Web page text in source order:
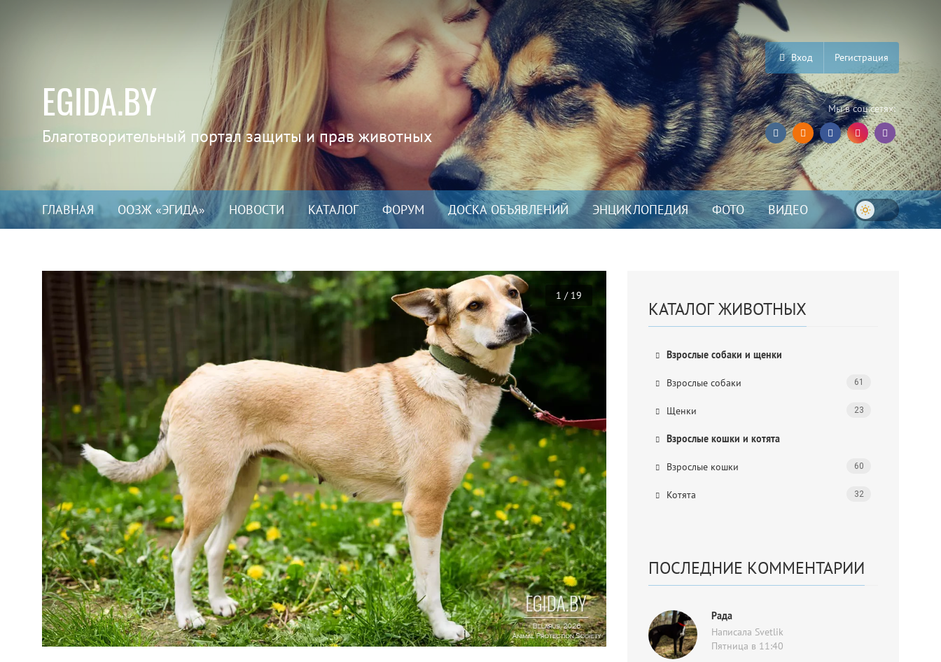
EGIDA.BY
Благотворительный портал защиты и прав животных
Вход Регистрация
Мы в соц.сетях:
ГЛАВНАЯ ООЗЖ «ЭГИДА» НОВОСТИ КАТАЛОГ ФОРУМ ДОСКА ОБЪЯВЛЕНИЙ ЭНЦИКЛОПЕДИЯ ФОТО ВИДЕО
1 / 19
КАТАЛОГ ЖИВОТНЫХ
Взрослые собаки и щенки
Взрослые собаки 61
Щенки 23
Взрослые кошки и котята
Взрослые кошки 60
Котята 32
ПОСЛЕДНИЕ КОММЕНТАРИИ
Рада
Написала Svetlik
Пятница в 11:40